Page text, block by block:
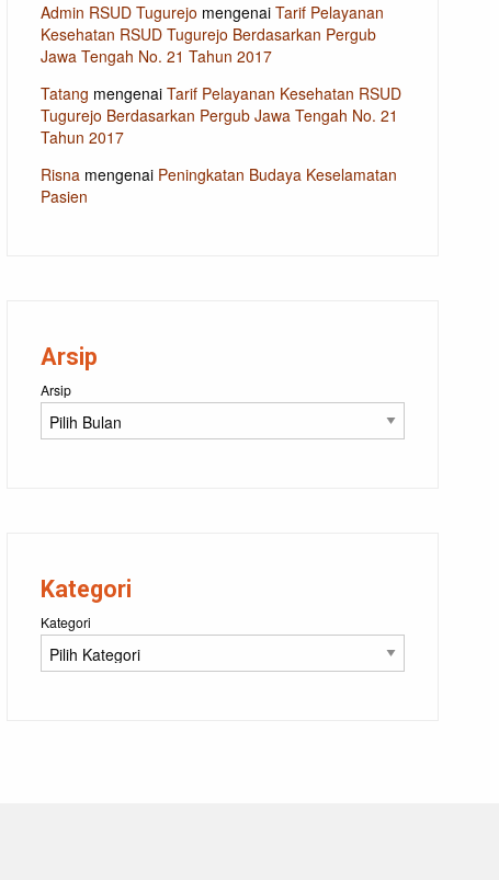
Admin RSUD Tugurejo mengenaiTarif Pelayanan
Kesehatan RSUD Tugurejo Berdasarkan Pergub
Jawa Tengah No. 21 Tahun 2017
Tatang mengenaiTarif Pelayanan Kesehatan RSUD
Tugurejo Berdasarkan Pergub Jawa Tengah No. 21
Tahun 2017
Risna mengenai Peningkatan Budaya Keselamatan
Pasien
Arsip
Arsip
Kategori
Kategori